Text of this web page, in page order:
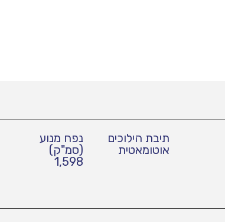
תיבת הילוכים
אוטומאטית
נפח מנוע
(סמ"ק)
1,598